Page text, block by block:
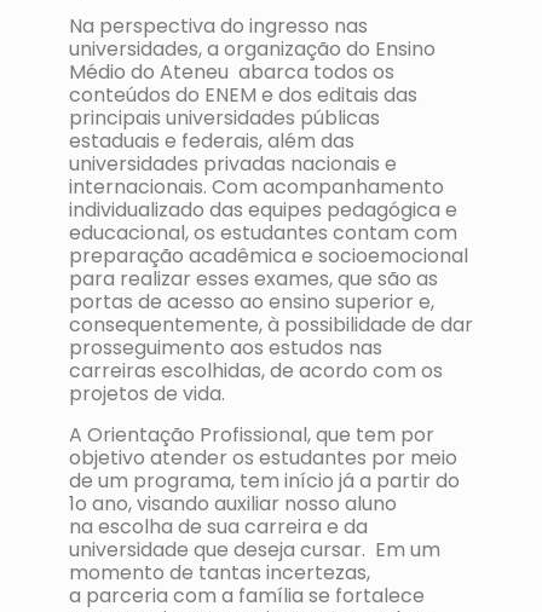
Na perspectiva do ingresso nas
universidades, a organização do Ensino
Médio do Ateneu abarca todos os
conteúdos do ENEM e dos editais das
principais universidades públicas
estaduais e federais, além das
universidades privadas nacionais e
internacionais. Com acompanhamento
individualizado das equipes pedagógica e
educacional, os estudantes contam com
preparação acadêmica e socioemocional
para realizar esses exames, que são as
portas de acesso ao ensino superior e,
consequentemente, à possibilidade de dar
prosseguimento aos estudos nas
carreiras escolhidas, de acordo com os
projetos de vida.
A Orientação Profissional, que tem por
objetivo atender os estudantes por meio
de um programa, tem início já a partir do
1o ano, visando auxiliar nosso aluno
na escolha de sua carreira e da
universidade que deseja cursar. Em um
momento de tantas incertezas,
a parceria com a família se fortalece